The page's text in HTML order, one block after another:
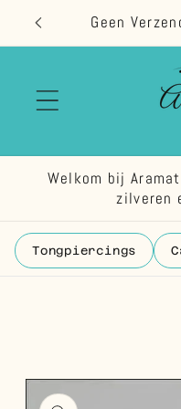
naar de
content
Geen
Welkom bij
zilveren
Tongpiercings
direct naar